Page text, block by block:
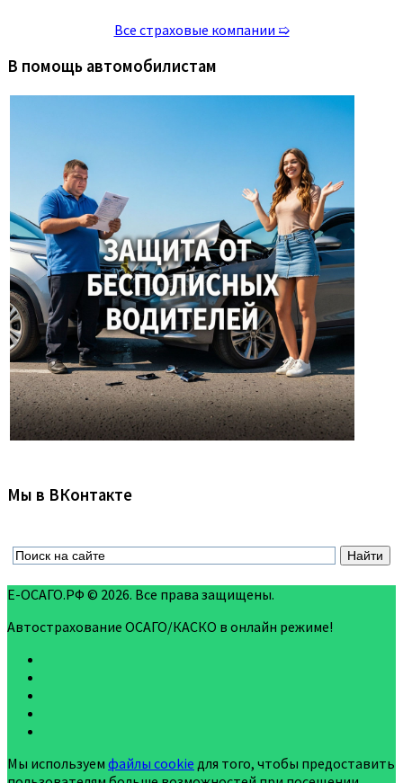
Все страховые компании ➯
В помощь автомобилистам
Мы в ВКонтакте
Е-ОСАГО.РФ © 2026. Все права защищены.
Автострахование ОСАГО/КАСКО в онлайн режиме!
Мы используем файлы cookie для того, чтобы предоставить